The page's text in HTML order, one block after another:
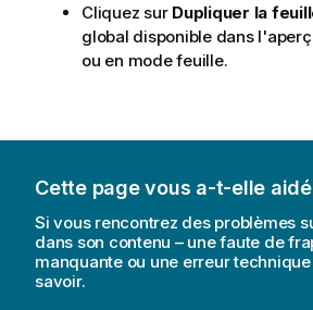
Cliquez sur Dupliquer la
global disponible dans
ou en mode feuille.
Cette page vous a-t-elle
Si vous rencontrez des problèmes
dans son contenu – une faute de
manquante ou une erreur
savoir.